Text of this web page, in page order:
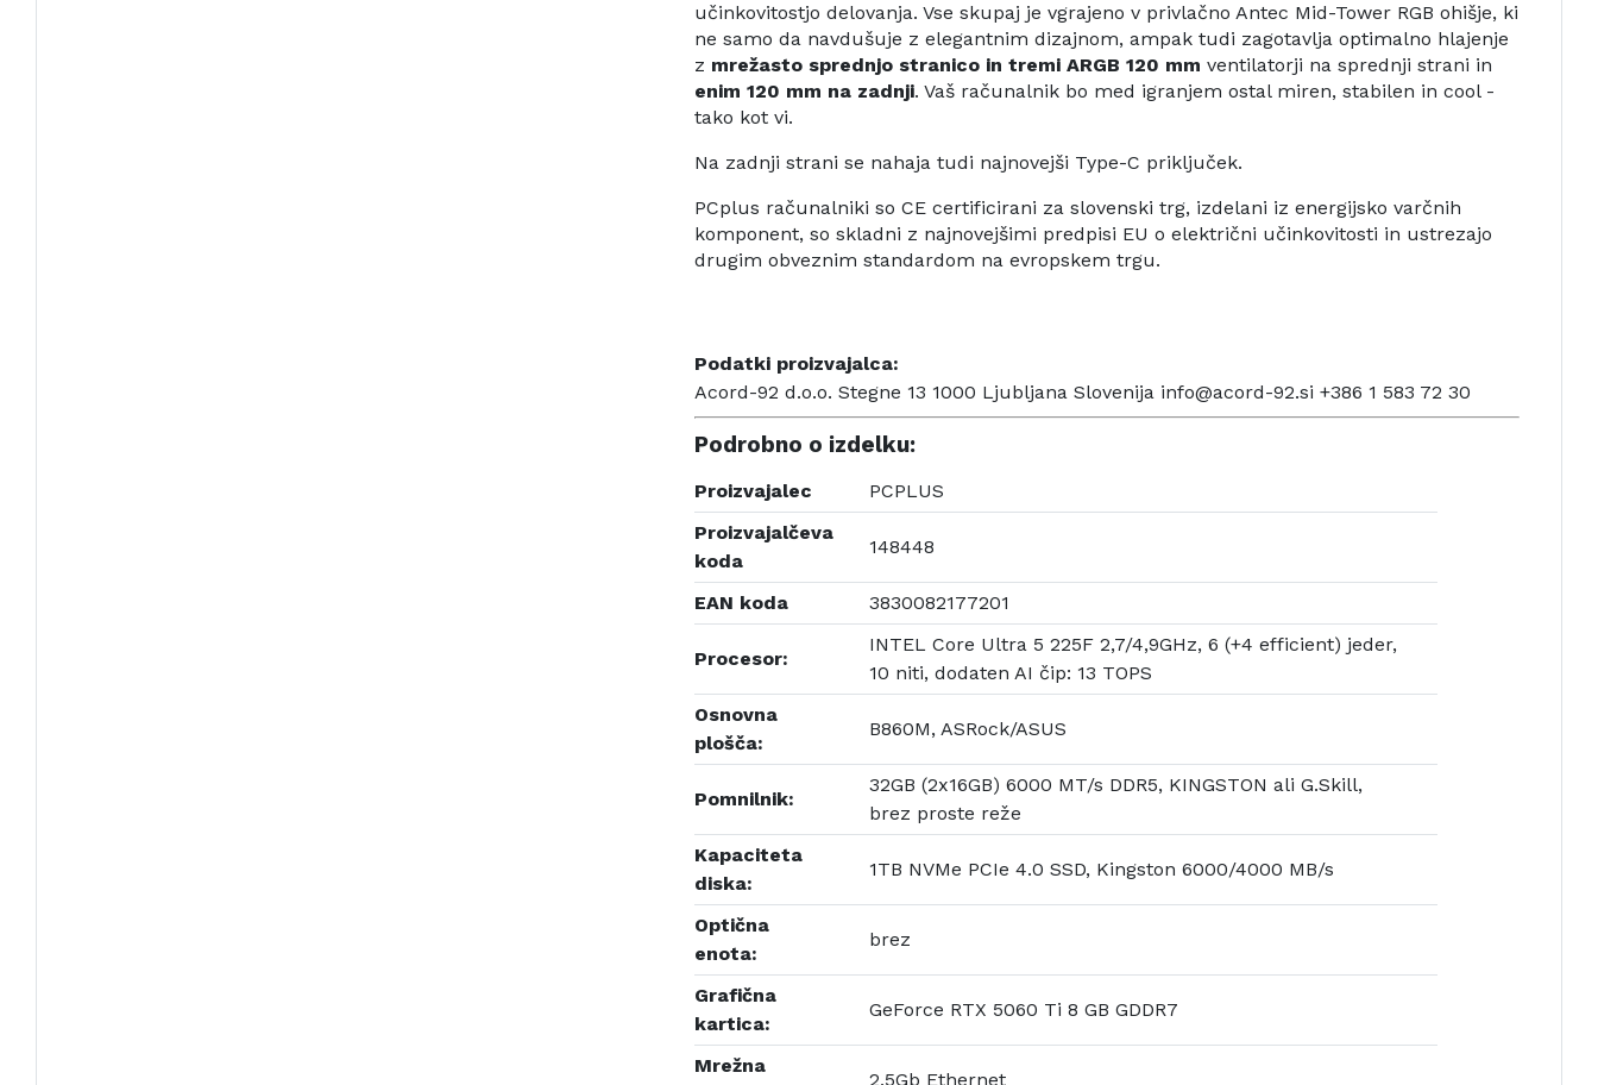
učinkovitostjo delovanja. Vse skupaj je vgrajeno v privlačno Antec Mid-Tower RGB ohišje, ki
ne samo da navdušuje z elegantnim dizajnom, ampak tudi zagotavlja optimalno hlajenje
z mrežasto sprednjo stranico in tremi ARGB 120 mm ventilatorji na sprednji strani in
enim 120 mm na zadnji. Vaš računalnik bo med igranjem ostal miren, stabilen in cool -
tako kot vi.
Na zadnji strani se nahaja tudi najnovejši Type-C priključek.
PCplus računalniki so CE certificirani za slovenski trg, izdelani iz energijsko varčnih
komponent, so skladni z najnovejšimi predpisi EU o električni učinkovitosti in ustrezajo
drugim obveznim standardom na evropskem trgu.
Podatki proizvajalca:
Acord-92 d.o.o. Stegne 13 1000 Ljubljana Slovenija info@acord-92.si +386 1 583 72 30
Podrobno o izdelku:
Proizvajalec
PCPLUS
Proizvajalčeva
koda
148448
EAN koda 3830082177201
Procesor:
INTEL Core Ultra 5 225F 2,7/4,9GHz, 6 (+4 efficient) jeder,
10 niti, dodaten AI čip: 13 TOPS
Osnovna
plošča:
B860M, ASRock/ASUS
Pomnilnik:
32GB (2x16GB) 6000 MT/s DDR5, KINGSTON ali G.Skill,
brez proste reže
Kapaciteta
diska:
1TB NVMe PCIe 4.0 SSD, Kingston 6000/4000 MB/s
Optična
enota:
brez
Grafična
kartica:
GeForce RTX 5060 Ti 8 GB GDDR7
Mrežna
2,5Gb Ethernet